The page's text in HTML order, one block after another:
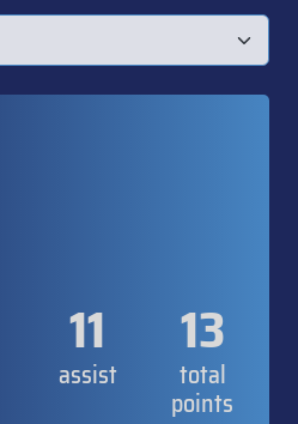
11
assist
13
total
points